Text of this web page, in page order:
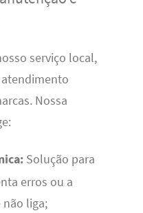
serviço local,
Nossa
Solução para
erros ou a
liga;